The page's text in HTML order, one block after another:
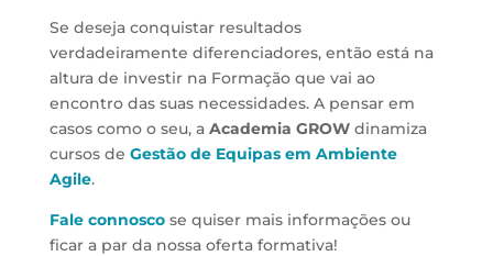
Se deseja conquistar resultados
verdadeiramente diferenciadores, então está na
altura de investir na Formação que vai ao
encontro das suas necessidades. A pensar em
casos como o seu, a Academia GROWdinamiza
cursos de Gestão de Equipas em Ambiente
Agile.
Fale connoscose quiser mais informações ou
ficar a par da nossa oferta formativa!